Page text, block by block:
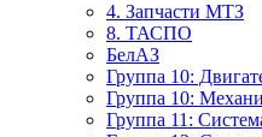
4. Запчасти МТЗ
8. ТАСПО
БелАЗ
Группа 10:
Группа 10:
Группа 11: